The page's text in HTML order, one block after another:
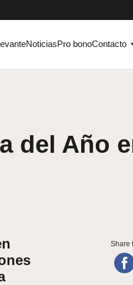
NoticiasPro bonoContacto
del Año
Share